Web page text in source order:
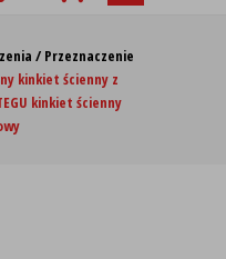
/ Przeznaczenie
kinkiet ścienny z
kinkiet ścienny